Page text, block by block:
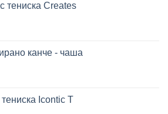
тениска Creates
канче - чаша
Icontic T